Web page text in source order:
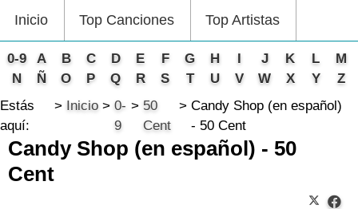
Inicio Top Canciones Top Artistas
0-9 A B C D E F G H I J K L
M
N
Ñ O P Q R S T U V W X Y
Z
Estás
aquí:
Inicio
0-
9
50
Cent
Candy Shop (en español)
- 50 Cent
Candy Shop (en español) - 50
Cent